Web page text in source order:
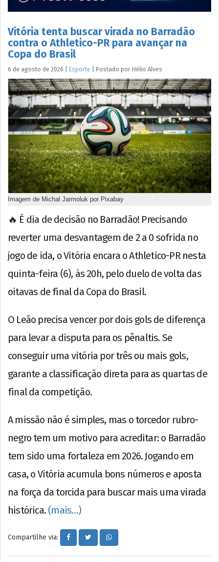
Vitória tenta buscar virada no Barradão
contra o Athletico-PR para avançar na
Copa do Brasil
6 de agosto de 2026 Esporte Postado por Hélio Alves
Imagem de Michal Jarmoluk por Pixabay
🔥 É dia de decisão no Barradão! Precisando
reverter uma desvantagem de 2 a 0 sofrida no
jogo de ida, o Vitória encara o Athletico-PR nesta
quinta-feira (6), às 20h, pelo duelo de volta das
oitavas de final da Copa do Brasil.
O Leão precisa vencer por dois gols de diferença
para levar a disputa para os pênaltis. Se
conseguir uma vitória por três ou mais gols,
garante a classificação direta para as quartas de
final da competição.
A missão não é simples, mas o torcedor rubro-
negro tem um motivo para acreditar: o Barradão
tem sido uma fortaleza em 2026. Jogando em
casa, o Vitória acumula bons números e aposta
na força da torcida para buscar mais uma virada
histórica. (mais…)
Compartilhe via: